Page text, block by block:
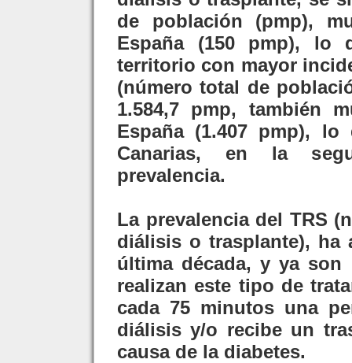
de población (pmp),
España (150 pmp), lo
territorio con mayor
(número total de
1.584,7 pmp, también
España (1.407 pmp),
Canarias, en la
prevalencia.
La prevalencia del TRS
diálisis o trasplante), ha
última década, y ya son
realizan este tipo de
cada 75 minutos una
diálisis y/o recibe un
causa de la diabetes.